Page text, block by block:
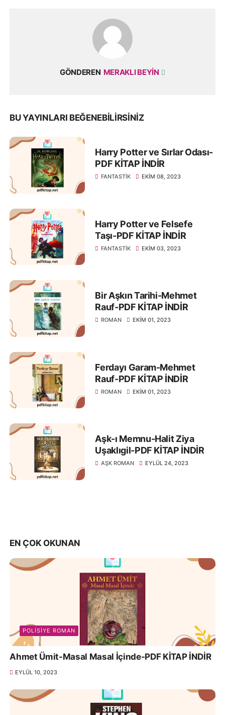
GÖNDEREN MERAKLI BEYIN
BU YAYINLARI BEĞENEBILIRSINIZ
Harry Potter ve Sırlar Odası-
PDF KİTAP İNDİR
FANTASTIK EKIM 08, 2023
Harry Potter ve Felsefe
Taşı-PDF KİTAP İNDİR
FANTASTIK EKIM 03, 2023
Bir Aşkın Tarihi-Mehmet
Rauf-PDF KİTAP İNDİR
ROMAN EKIM 01, 2023
Ferdayı Garam-Mehmet
Rauf-PDF KİTAP İNDİR
ROMAN EKIM 01, 2023
Aşk-ı Memnu-Halit Ziya
Uşaklıgil-PDF KİTAP İNDİR
AŞK ROMAN EYLÜL 24, 2023
EN ÇOK OKUNAN
POLISIYE ROMAN
Ahmet Ümit-Masal Masal İçinde-PDF KİTAP İNDİR
EYLÜL 10, 2023